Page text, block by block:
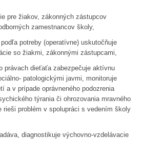
pre žiakov, zákonných zástupcov
zamestnancov školy,
potreby (operatívne) uskutočňuje
so žiakmi, zákonnými zástupcami,
právach dieťaťa zabezpečuje aktívnu
patologickými javmi, monitoruje
a v prípade oprávneného podozrenia
týrania či ohrozovania mravného
rieši problém v spolupráci s vedením školy
diagnostikuje výchovno-vzdelávacie